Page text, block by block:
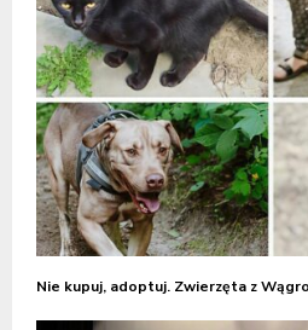
Nie kupuj, adoptuj. Zwierzęta z